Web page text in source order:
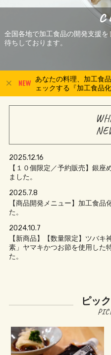
株式会社キースタッフが運営する
全国各地で加工食品の開発支援
待ちしております。
あなたの料理、加工食
ェックする『加工食品化
2025.12.16
【１０個限定／予約販売】銀
ました。
2025.7.8
【商品開発メニュー】加工食品
た。
2024.10.7
【新商品】【数量限定】ツバ
素」ヤマキかつお節を使用した
た。
ピッ